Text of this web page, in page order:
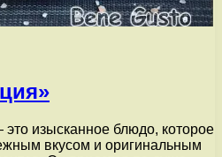
изысканное блюдо, которое
вкусом и оригинальным